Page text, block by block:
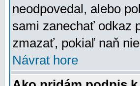
neodpovedal, alebo
sami zanechať odkaz
zmazať, pokiaľ naň
Návrat hore